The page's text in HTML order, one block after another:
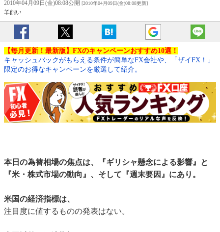
2010年04月09日(金)08:08公開 [2010年04月09日(金)08:08更新]
羊飼い
【毎月更新！最新版】FXのキャンペーンおすすめ10選！
キャッシュバックがもらえる条件が簡単なFX会社や、「ザイFX！」
限定のお得なキャンペーンを厳選して紹介。
本日の為替相場の焦点は、『ギリシャ懸念による影響』と
『米・株式市場の動向』、そして『週末要因』にあり。
米国の経済指標は、
注目度に値するものの発表はない。